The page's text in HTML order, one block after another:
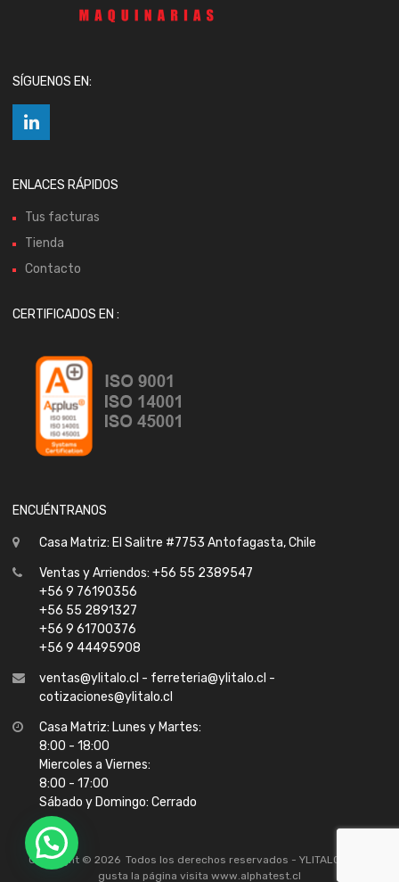
SÍGUENOS EN:
ENLACES RÁPIDOS
Tus facturas
Tienda
Contacto
CERTIFICADOS EN :
ENCUÉNTRANOS
Casa Matriz: El Salitre #7753 Antofagasta, Chile
Ventas y Arriendos: +56 55 2389547
+56 9 76190356
+56 55 2891327
+56 9 61700376
+56 9 44495908
ventas@ylitalo.cl - ferreteria@ylitalo.cl -
cotizaciones@ylitalo.cl
Casa Matriz: Lunes y Martes:
8:00 - 18:00
Miercoles a Viernes:
8:00 - 17:00
Sábado y Domingo: Cerrado
Copyright © 2026 Todos los derechos reservados - YLITALO
gusta la página visita www.alphatest.cl